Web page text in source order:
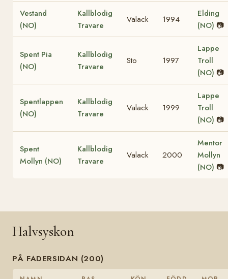
Vestand
(NO)
Kallblodig
Travare
Valack 1994
Elding
(NO) 📷
Spent Pia
(NO)
Kallblodig
Travare
Sto 1997
Lappe
Troll
(NO) 📷
Spentlappen
(NO)
Kallblodig
Travare
Valack 1999
Lappe
Troll
(NO) 📷
Spent
Mollyn (NO)
Kallblodig
Travare
Valack 2000
Mentor
Mollyn
(NO) 📷
Halvsyskon
PÅ FADERSIDAN (200)